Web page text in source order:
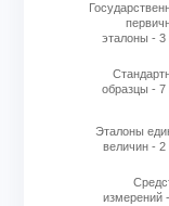
эталоны - 3
образцы - 7
Эталоны
величин - 2
измерений